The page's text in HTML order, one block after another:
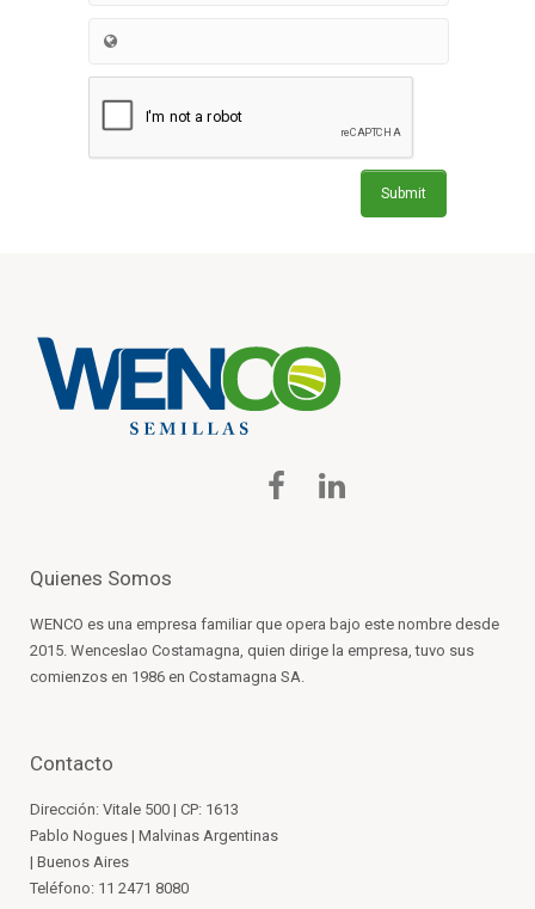
Quienes Somos
WENCO es una empresa familiar que opera bajo este nombre desde
2015. Wenceslao Costamagna, quien dirige la empresa, tuvo sus
comienzos en 1986 en Costamagna SA.
Contacto
Dirección: Vitale 500 | CP: 1613
Pablo Nogues | Malvinas Argentinas
| Buenos Aires
Teléfono: 11 2471 8080